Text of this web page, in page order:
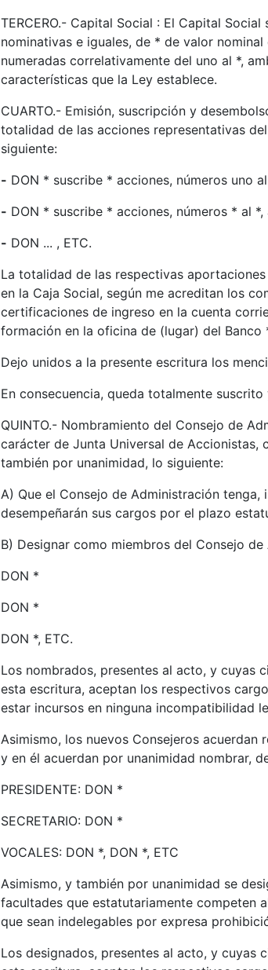
TERCERO.- Capital Social : El Capital
nominativas e iguales, de * de valor
numeradas correlativamente del uno al *,
características que la Ley establece.
CUARTO.- Emisión, suscripción y
totalidad de las acciones representativas
siguiente:
- DON * suscribe * acciones, números uno
- DON * suscribe * acciones, números * al
- DON ... , ETC.
La totalidad de las respectivas
en la Caja Social, según me acreditan los
certificaciones de ingreso en la cuenta
formación en la oficina de (lugar) del Banco
Dejo unidos a la presente escritura los
En consecuencia, queda totalmente
QUINTO.- Nombramiento del Consejo de
carácter de Junta Universal de Accionistas,
también por unanimidad, lo siguiente:
A) Que el Consejo de Administración
desempeñarán sus cargos por el plazo
B) Designar como miembros del Consejo
DON *
DON *
DON *, ETC.
Los nombrados, presentes al acto, y cuyas
esta escritura, aceptan los respectivos
estar incursos en ninguna incompatibilidad
Asimismo, los nuevos Consejeros
y en él acuerdan por unanimidad nombrar,
PRESIDENTE: DON *
SECRETARIO: DON *
VOCALES: DON *, DON *, ETC
Asimismo, y también por unanimidad se
facultades que estatutariamente competen
que sean indelegables por expresa
Los designados, presentes al acto, y cuyas